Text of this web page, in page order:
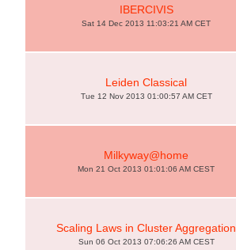
IBERCIVIS
Sat 14 Dec 2013 11:03:21 AM CET
Leiden Classical
Tue 12 Nov 2013 01:00:57 AM CET
Milkyway@home
Mon 21 Oct 2013 01:01:06 AM CEST
Scaling Laws in Cluster Aggregation
Sun 06 Oct 2013 07:06:26 AM CEST